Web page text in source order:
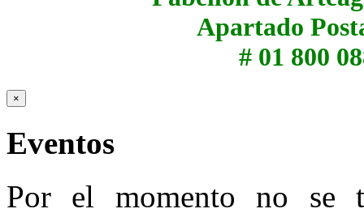
Apartado
# 01 800
×
Eventos
Por el momento no se